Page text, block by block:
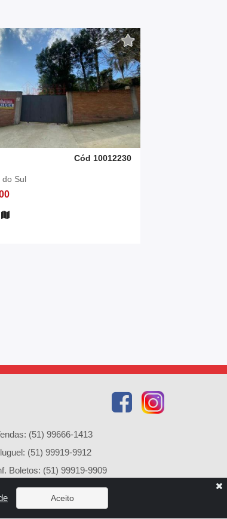
Cód 10012230
do Sul
(51) 99666-1413
(51) 99919-9912
Boletos: (51) 99919-9909
de Imóveis: (51) 99919-9905
de Reparos: (51) 99919-9907
Aceito